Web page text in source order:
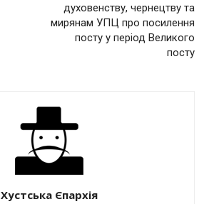
духовенству, чернецтву та
мирянам УПЦ про посилення
посту у період Великого
посту
Хустська Єпархія